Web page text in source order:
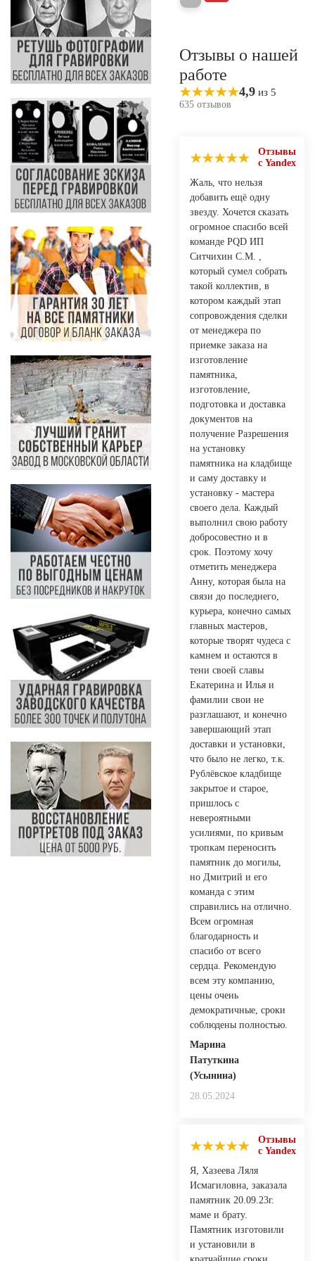
Отзывы о нашей
работе
4,9 из 5
635 отзывов
Отзывы
с Yandex
Жаль, что нельзя
добавить ещё одну
звезду. Хочется сказать
огромное спасибо всей
команде PQD ИП
Ситчихин С.М. ,
который сумел собрать
такой коллектив, в
котором каждый этап
сопровождения сделки
от менеджера по
приемке заказа на
изготовление
памятника,
изготовление,
подготовка и доставка
документов на
получение Разрешения
на установку
памятника на кладбище
и саму доставку и
установку - мастера
своего дела. Каждый
выполнил свою работу
добросовестно и в
срок. Поэтому хочу
отметить менеджера
Анну, которая была на
связи до последнего,
курьера, конечно самых
главных мастеров,
которые творят чудеса с
камнем и остаются в
тени своей славы
Екатерина и Илья и
фамилии свои не
разглашают, и конечно
завершающий этап
доставки и установки,
что было не легко, т.к.
Рублёвское кладбище
закрытое и старое,
пришлось с
невероятными
усилиями, по кривым
тропкам переносить
памятник до могилы,
но Дмитрий и его
команда с этим
справились на отлично.
Всем огромная
благодарность и
спасибо от всего
сердца. Рекомендую
всем эту компанию,
цены очень
демократичные, сроки
соблюдены полностью.
Марина
Патуткина
(Усынина)
28.05.2024
Отзывы
с Yandex
Я, Хазеева Ляля
Исмагиловна, заказала
памятник 20.09.23г.
маме и брату.
Памятник изготовили
и установили в